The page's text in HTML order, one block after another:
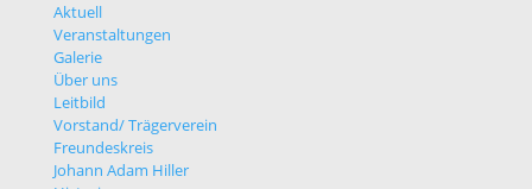
Aktuell
Veranstaltungen
Galerie
Über uns
Leitbild
Vorstand/ Trägerverein
Freundeskreis
Johann Adam Hiller